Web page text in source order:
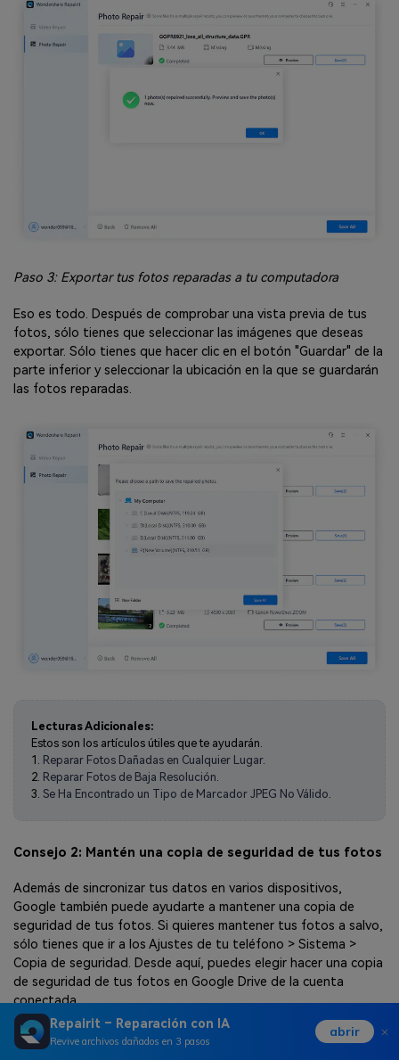
Repairit – Reparación con IA
Revive archivos dañados en 3 pasos
abrir
Paso 3: Exportar tus fotos reparadas a tu computadora
Eso es todo. Después de comprobar una vista previa de tus
fotos, sólo tienes que seleccionar las imágenes que deseas
exportar. Sólo tienes que hacer clic en el botón "Guardar" de la
parte inferior y seleccionar la ubicación en la que se guardarán
las fotos reparadas.
Lecturas Adicionales:
Estos son los artículos útiles que te ayudarán.
1. Reparar Fotos Dañadas en Cualquier Lugar.
2. Reparar Fotos de Baja Resolución.
3.Se Ha Encontrado un Tipo de Marcador JPEG No Válido.
Consejo 2: Mantén una copia de seguridad de tus fotos
Además de sincronizar tus datos en varios dispositivos,
Google también puede ayudarte a mantener una copia de
seguridad de tus fotos. Si quieres mantener tus fotos a salvo,
sólo tienes que ir a los Ajustes de tu teléfono > Sistema >
Copia de seguridad. Desde aquí, puedes elegir hacer una copia
de seguridad de tus fotos en Google Drive de la cuenta
conectada.